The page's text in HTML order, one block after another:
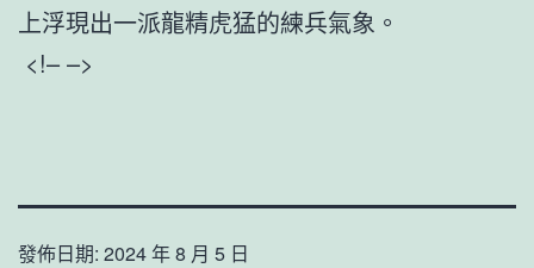
上浮現出一派龍精虎猛的練兵氣象。
<!– –>
發佈日期: 2024 年 8 月 5 日